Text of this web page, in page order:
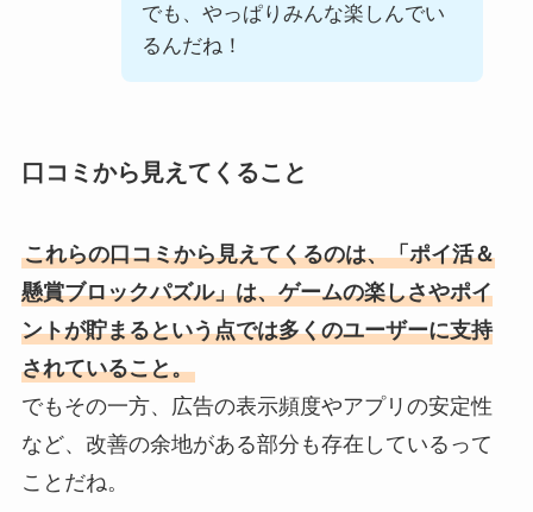
でも、やっぱりみんな楽しんでい
るんだね！
口コミから見えてくること
これらの口コミから見えてくるのは、「ポイ活＆
懸賞ブロックパズル」は、ゲームの楽しさやポイ
ントが貯まるという点では多くのユーザーに支持
されていること。
でもその一方、広告の表示頻度やアプリの安定性
など、改善の余地がある部分も存在しているって
ことだね。